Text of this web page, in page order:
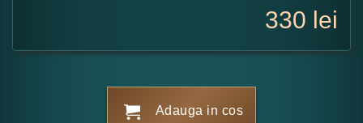
330 lei
Adauga in cos